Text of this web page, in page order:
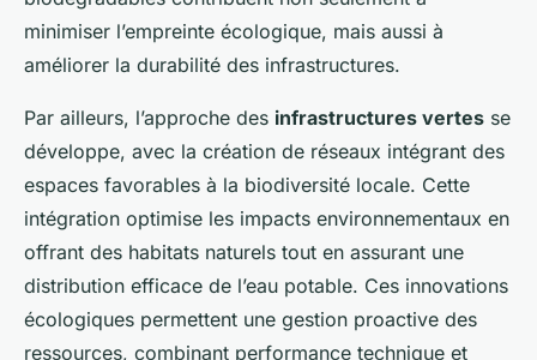
minimiser l’empreinte écologique, mais aussi à
améliorer la durabilité des infrastructures.
Par ailleurs, l’approche des infrastructures vertes se
développe, avec la création de réseaux intégrant des
espaces favorables à la biodiversité locale. Cette
intégration optimise les impacts environnementaux en
offrant des habitats naturels tout en assurant une
distribution efficace de l’eau potable. Ces innovations
écologiques permettent une gestion proactive des
ressources, combinant performance technique et